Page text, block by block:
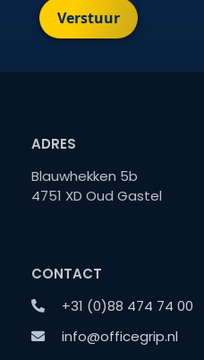
Verstuur
ADRES
Blauwhekken 5b
4751 XD Oud Gastel
CONTACT
+31 (0)88 474 74 00
info@officegrip.nl